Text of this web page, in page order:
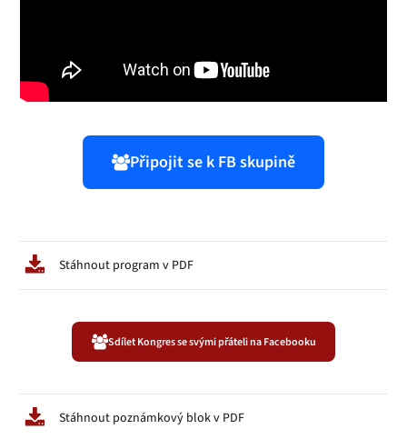
Připojit se k FB skupině
Stáhnout program v PDF
Sdílet Kongres se svými přáteli na Facebooku
Stáhnout poznámkový blok v PDF